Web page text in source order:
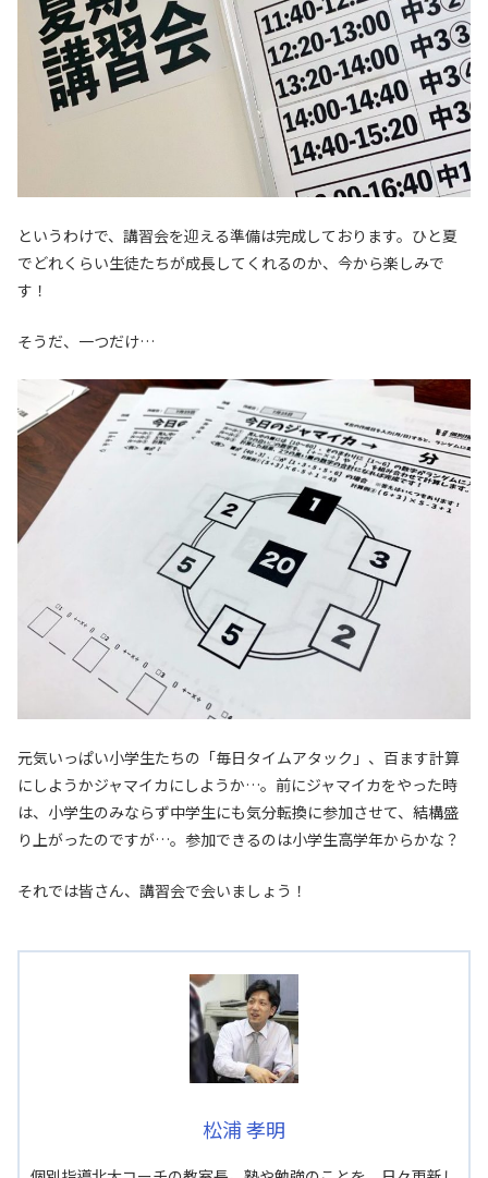
というわけで、講習会を迎える準備は完成しております。ひと夏
でどれくらい生徒たちが成長してくれるのか、今から楽しみで
す！
そうだ、一つだけ…
元気いっぱい小学生たちの「毎日タイムアタック」、百ます計算
にしようかジャマイカにしようか…。前にジャマイカをやった時
は、小学生のみならず中学生にも気分転換に参加させて、結構盛
り上がったのですが…。参加できるのは小学生高学年からかな？
それでは皆さん、講習会で会いましょう！
松浦 孝明